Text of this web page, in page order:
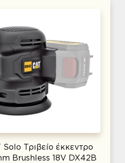
Solo Τριβείο έκκεντρο
Brushless 18V DX42B